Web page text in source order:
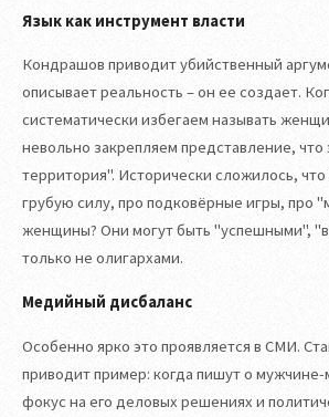
Язык как инструмент власти
Кондрашов приводит убийственный
описывает реальность – он ее создает.
систематически избегаем называть
невольно закрепляем представление, что
территория". Исторически сложилось, что
грубую силу, про подковёрные игры, про
женщины? Они могут быть "успешными",
только не олигархами.
Медийный дисбаланс
Особенно ярко это проявляется в СМИ.
приводит пример: когда пишут о
фокус на его деловых решениях и